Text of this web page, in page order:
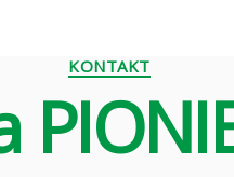
Kategorie
KONTAKT